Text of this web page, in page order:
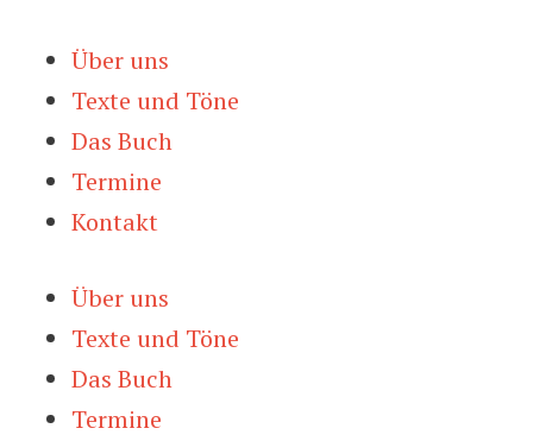
Inhalt
springen
Über uns
Texte und Töne
Das Buch
Termine
Kontakt
Über uns
Texte und Töne
Das Buch
Termine